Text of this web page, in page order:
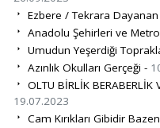
Ezbere / Tekrara Dayanan
Anadolu Şehirleri ve
Umudun Yeşerdiği
Azınlık Okulları Gerçeği -
OLTU BİRLİK BERABERLİK
19.07.2023
Cam Kırıkları Gibidir